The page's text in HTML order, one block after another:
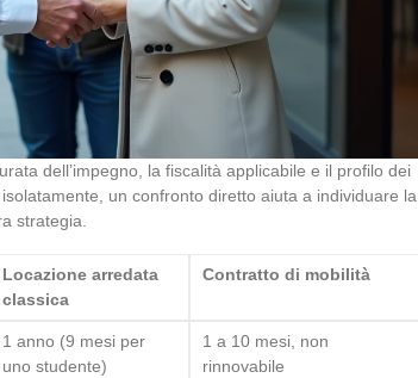
dell’impegno, la fiscalità applicabile e il profilo dei
un confronto diretto aiuta a individuare la
strategia.
Locazione arredata
classica
Contratto di mobilità
1 anno (9 mesi per
uno studente)
1 a 10 mesi, non
rinnovabile